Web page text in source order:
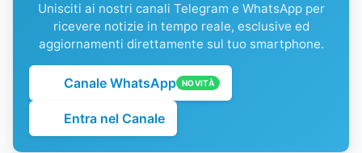
Unisciti ai nostri canali Telegram e WhatsApp per
ricevere notizie in tempo reale, esclusive ed
aggiornamenti direttamente sul tuo smartphone.
Canale WhatsApp NOVITÀ
Entra nel Canale